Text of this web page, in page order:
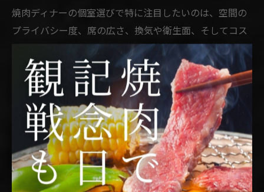
焼肉ディナーの個室選びで特に注目したいのは、空間の
プライバシー度、席の広さ、換気や衛生面、そしてコス
トパフォーマンスです。香川県の焼肉屋でも、完全個室
や仕切り付き半個室、掘りごたつ席など多彩なスタイル
がありますので、利用目的や人数に合わせて最適なタイ
プを選びましょう。
また、個室利用時の注意点としては、利用時間制限やチ
ャージ料の有無に気を付けること、予約時に希望条件を
しっかり伝えることが挙げられます。特に香川県では、
個室需要が高まっているため、早めの予約と事前確認が